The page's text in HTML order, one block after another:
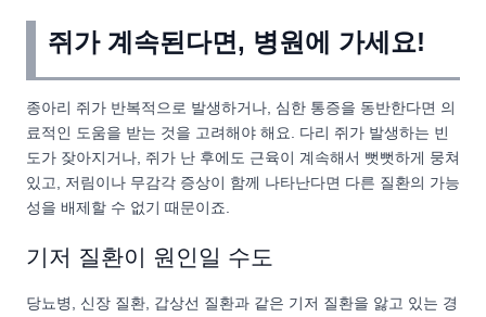
쥐가 계속된다면, 병원에 가세요!
종아리 쥐가 반복적으로 발생하거나, 심한 통증을 동반한다면 의
료적인 도움을 받는 것을 고려해야 해요. 다리 쥐가 발생하는 빈
도가 잦아지거나, 쥐가 난 후에도 근육이 계속해서 뻣뻣하게 뭉쳐
있고, 저림이나 무감각 증상이 함께 나타난다면 다른 질환의 가능
성을 배제할 수 없기 때문이죠.
기저 질환이 원인일 수도
당뇨병, 신장 질환, 갑상선 질환과 같은 기저 질환을 앓고 있는 경